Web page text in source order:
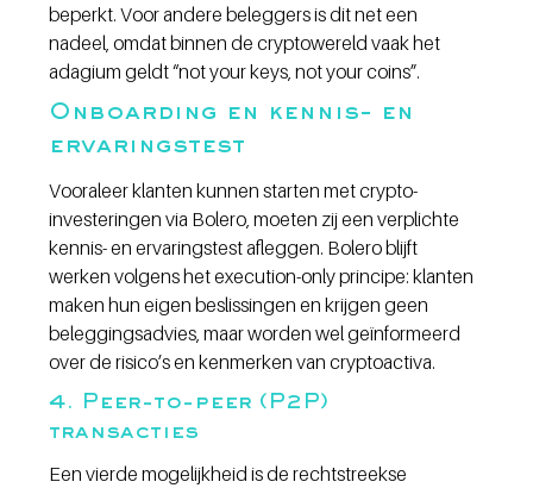
beperkt. Voor andere beleggers is dit net een
nadeel, omdat binnen de cryptowereld vaak het
adagium geldt “not your keys, not your coins”.
Onboarding en kennis- en
ervaringstest
Vooraleer klanten kunnen starten met crypto-
investeringen via Bolero, moeten zij een verplichte
kennis- en ervaringstest afleggen. Bolero blijft
werken volgens het execution-only principe: klanten
maken hun eigen beslissingen en krijgen geen
beleggingsadvies, maar worden wel geïnformeerd
over de risico’s en kenmerken van cryptoactiva.
4. Peer-to-peer (P2P)
transacties
Een vierde mogelijkheid is de rechtstreekse